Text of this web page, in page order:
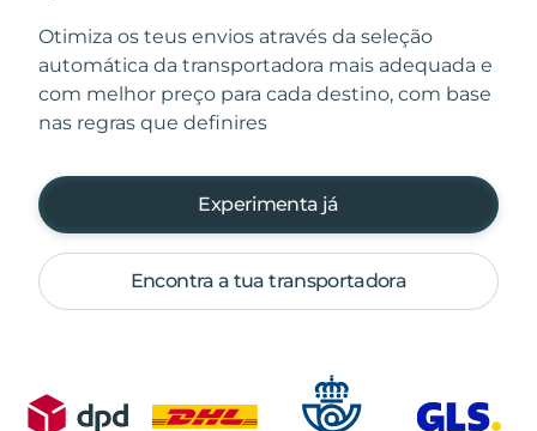
Otimiza os teus envios através da seleção
automática da transportadora mais adequada e
com melhor preço para cada destino, com base
nas regras que definires
Experimenta já
Encontra a tua transportadora